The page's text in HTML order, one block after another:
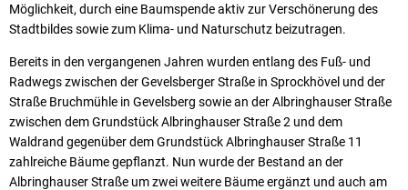
Möglichkeit, durch eine Baumspende aktiv zur Verschönerung des
Stadtbildes sowie zum Klima- und Naturschutz beizutragen.
Bereits in den vergangenen Jahren wurden entlang des Fuß- und
Radwegs zwischen der Gevelsberger Straße in Sprockhövel und der
Straße Bruchmühle in Gevelsberg sowie an der Albringhauser Straße
zwischen dem Grundstück Albringhauser Straße 2 und dem
Waldrand gegenüber dem Grundstück Albringhauser Straße 11
zahlreiche Bäume gepflanzt. Nun wurde der Bestand an der
Albringhauser Straße um zwei weitere Bäume ergänzt und auch am